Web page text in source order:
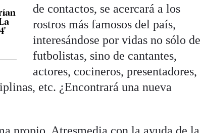
de contactos, se acercará a los
rostros más famosos del país,
interesándose por vidas no sólo de
futbolistas, sino de cantantes,
actores, cocineros, presentadores,
etc. ¿Encontrará una nueva